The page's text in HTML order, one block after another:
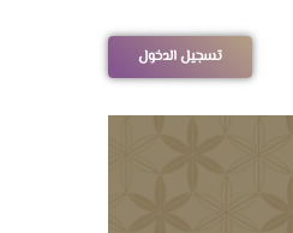
تسجيل الدخول